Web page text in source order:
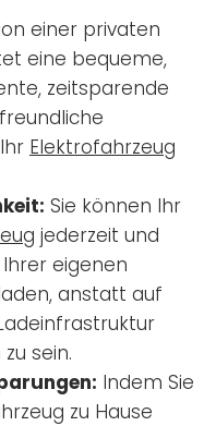
einer privaten
eine bequeme,
zeitsparende
Elektrofahrzeug
Sie können Ihr
jederzeit und
eigenen
anstatt auf
sein.
Indem Sie
zu Hause